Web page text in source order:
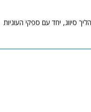
יחד עם ספקי העוגיות